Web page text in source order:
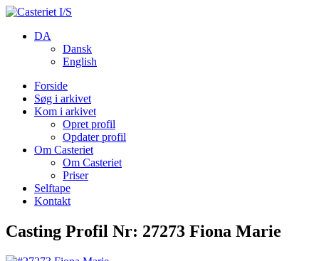
DA
Dansk
English
Forside
Søg i arkivet
Kom i arkivet
Opret profil
Opdater profil
Om Casteriet
Om Casteriet
Priser
Selftape
Kontakt
Casting Profil Nr: 27273 Fiona Marie